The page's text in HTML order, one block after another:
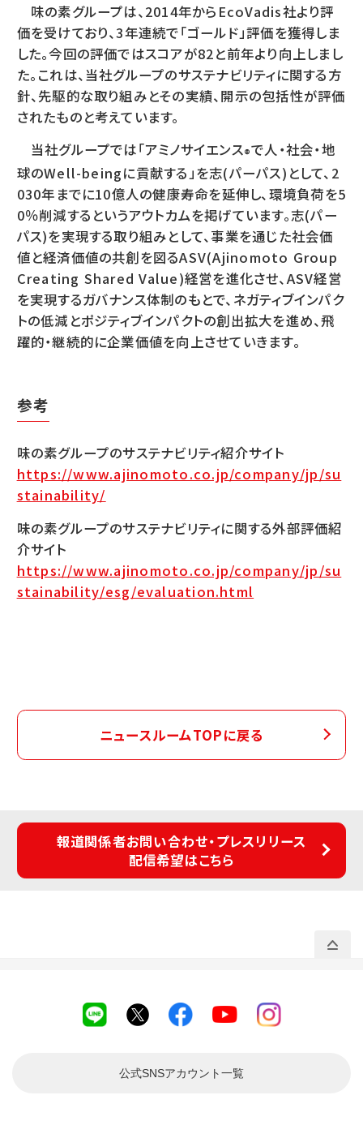
味の素グループは、2014年からEcoVadis社より評
価を受けており、3年連続で「ゴールド」評価を獲得しま
した。今回の評価ではスコアが82と前年より向上しまし
た。これは、当社グループのサステナビリティに関する方
針、先駆的な取り組みとその実績、開示の包括性が評価
されたものと考えています。
当社グループでは「アミノサイエンス®で人・社会・地
球のWell-beingに貢献する」を志(パーパス)として、2
030年までに10億人の健康寿命を延伸し、環境負荷を5
0％削減するというアウトカムを掲げています。志(パー
パス)を実現する取り組みとして、事業を通じた社会価
値と経済価値の共創を図るASV(Ajinomoto Group
Creating Shared Value)経営を進化させ、ASV経営
を実現するガバナンス体制のもとで、ネガティブインパク
トの低減とポジティブインパクトの創出拡大を進め、飛
躍的・継続的に企業価値を向上させていきます。
参考
味の素グループのサステナビリティ紹介サイト
https://www.ajinomoto.co.jp/company/jp/su
stainability/
味の素グループのサステナビリティに関する外部評価紹
介サイト
https://www.ajinomoto.co.jp/company/jp/su
stainability/esg/evaluation.html
ニュースルームTOPに戻る
報道関係者お問い合わせ・プレスリリース
配信希望はこちら
公式SNSアカウント一覧